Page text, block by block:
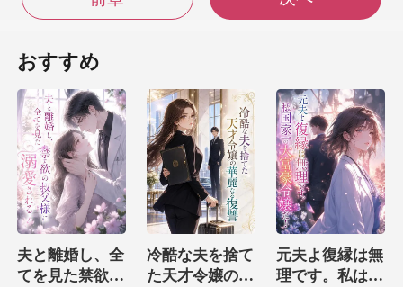
顔を見
は冷たく言
い放った。「彼女のアパートま
おすすめ
夫と離婚し、全
てを見た禁欲の
冷酷な夫を捨て
た天才令嬢の華
元夫よ復縁は無
理です。私は国